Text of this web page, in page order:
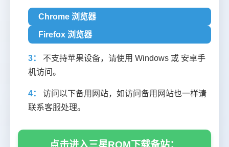
Chrome 浏览器
Firefox 浏览器
3：
不支持苹果设备，请使用 Windows 或 安卓手
机访问。
4：
访问以下备用网站，如访问备用网站也一样请
联系客服处理。
点击进入三星ROM下载备站：